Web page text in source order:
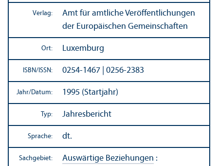
Verlag:
Amt für amtliche Veröffentlichungen
der Europäischen Gemeinschaften
Ort: Luxemburg
ISBN/ ISSN: 0254-1467 | 0256-2383
Jahr/Datum: 1995 (Startjahr)
Typ: Jahresbericht
Sprache: dt.
Sachgebiet: Auswärtige Beziehungen :